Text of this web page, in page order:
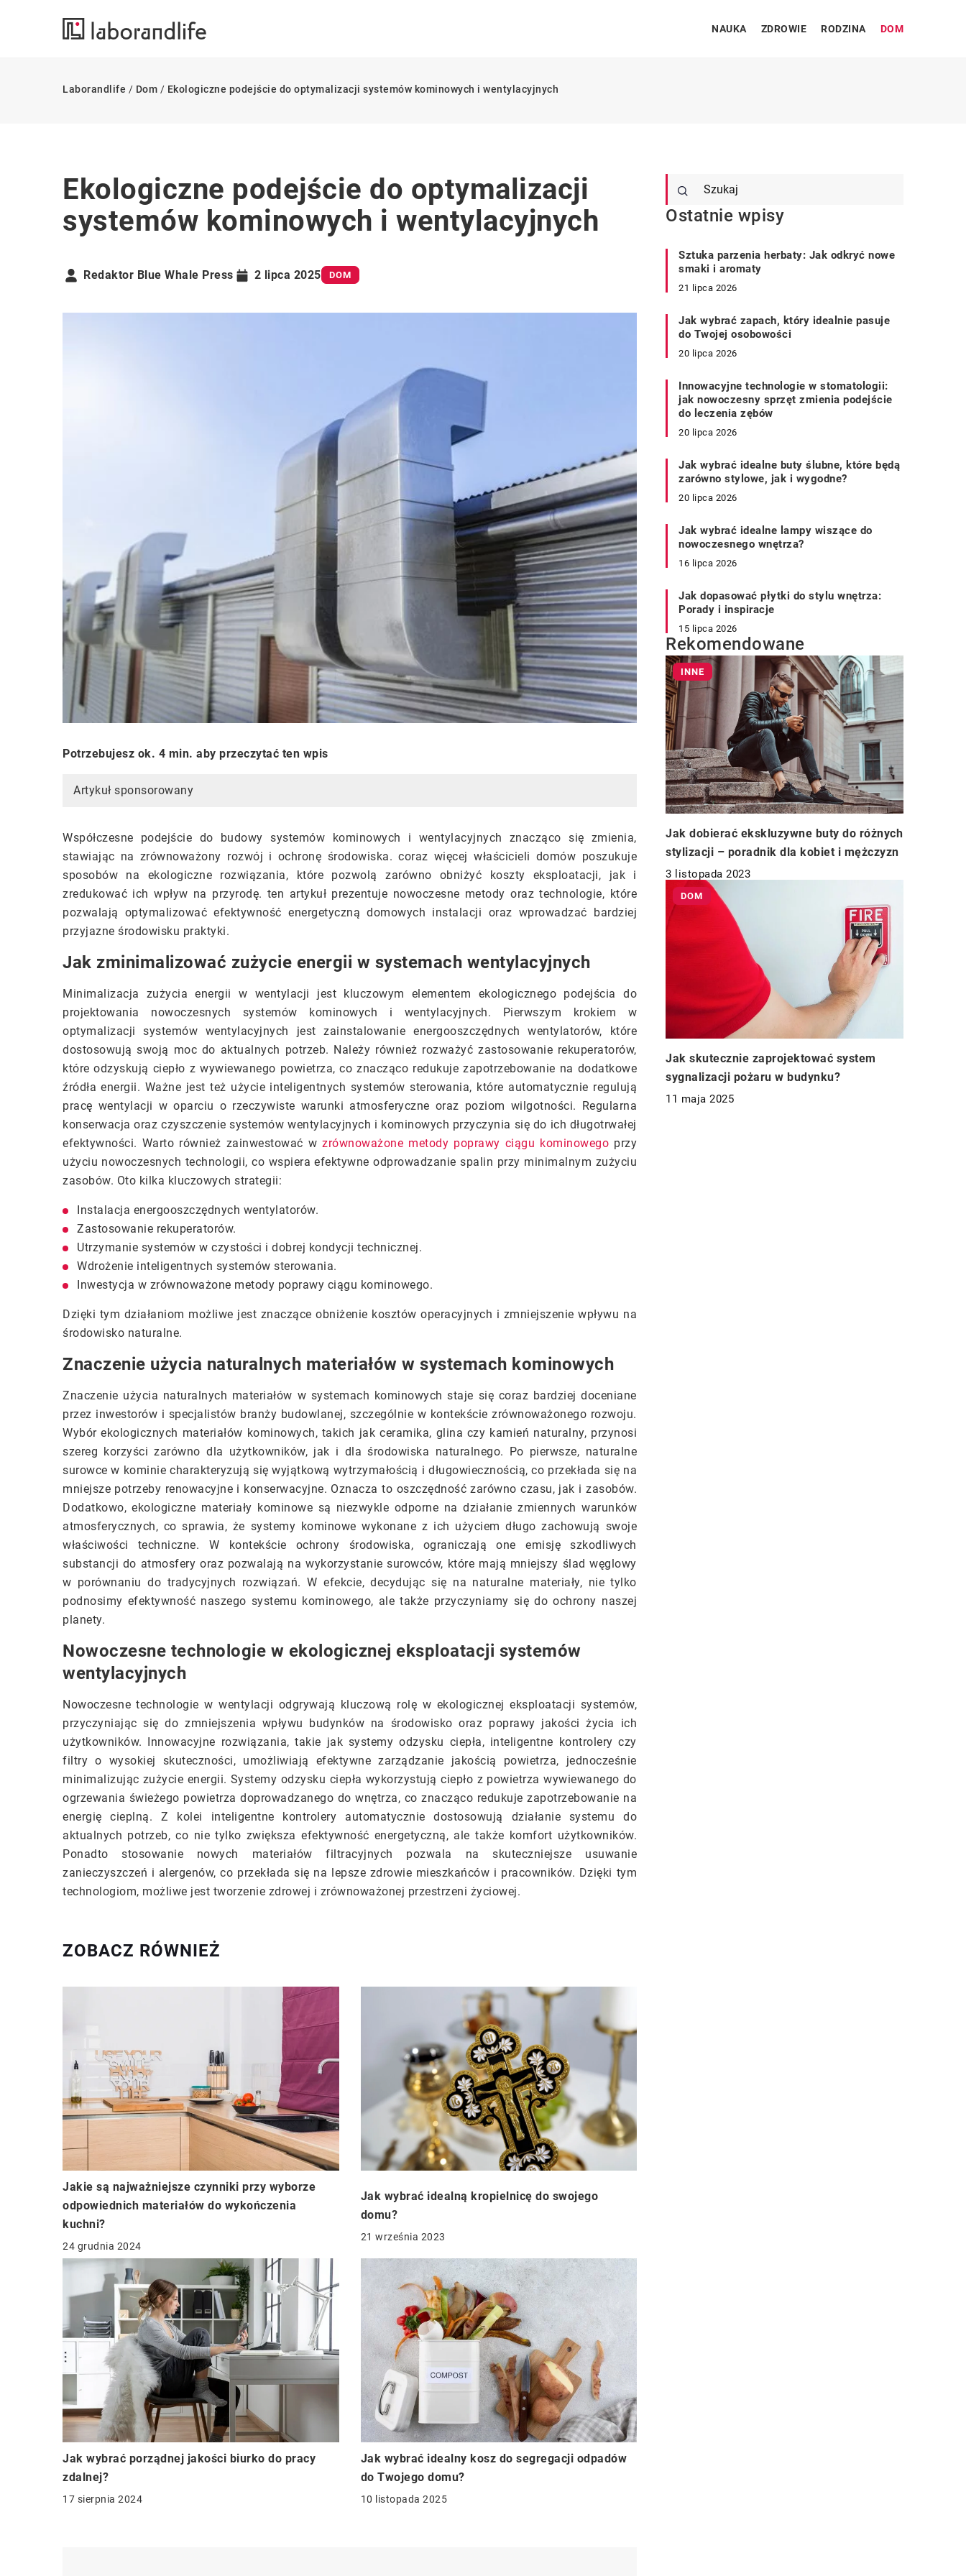
NAUKA ZDROWIE RODZINA DOM
Laborandlife / Dom / Ekologiczne podejście do optymalizacji systemów kominowych i wentylacyjnych
Ekologiczne podejście do optymalizacji
systemów kominowych i wentylacyjnych
Redaktor Blue Whale Press 2 lipca 2025 DOM
Potrzebujesz ok. 4 min. aby przeczytać ten wpis
Artykuł sponsorowany
Współczesne podejście do budowy systemów kominowych i wentylacyjnych znacząco się zmienia,
stawiając na zrównoważony rozwój i ochronę środowiska. coraz więcej właścicieli domów poszukuje
sposobów na ekologiczne rozwiązania, które pozwolą zarówno obniżyć koszty eksploatacji, jak i
zredukować ich wpływ na przyrodę. ten artykuł prezentuje nowoczesne metody oraz technologie, które
pozwalają optymalizować efektywność energetyczną domowych instalacji oraz wprowadzać bardziej
przyjazne środowisku praktyki.
Jak zminimalizować zużycie energii w systemach wentylacyjnych
Minimalizacja zużycia energii w wentylacji jest kluczowym elementem ekologicznego podejścia do
projektowania nowoczesnych systemów kominowych i wentylacyjnych. Pierwszym krokiem w
optymalizacji systemów wentylacyjnych jest zainstalowanie energooszczędnych wentylatorów, które
dostosowują swoją moc do aktualnych potrzeb. Należy również rozważyć zastosowanie rekuperatorów,
które odzyskują ciepło z wywiewanego powietrza, co znacząco redukuje zapotrzebowanie na dodatkowe
źródła energii. Ważne jest też użycie inteligentnych systemów sterowania, które automatycznie regulują
pracę wentylacji w oparciu o rzeczywiste warunki atmosferyczne oraz poziom wilgotności. Regularna
konserwacja oraz czyszczenie systemów wentylacyjnych i kominowych przyczynia się do ich długotrwałej
efektywności. Warto również zainwestować w zrównoważone metody poprawy ciągu kominowego przy
użyciu nowoczesnych technologii, co wspiera efektywne odprowadzanie spalin przy minimalnym zużyciu
zasobów. Oto kilka kluczowych strategii:
Instalacja energooszczędnych wentylatorów.
Zastosowanie rekuperatorów.
Utrzymanie systemów w czystości i dobrej kondycji technicznej.
Wdrożenie inteligentnych systemów sterowania.
Inwestycja w zrównoważone metody poprawy ciągu kominowego.
Dzięki tym działaniom możliwe jest znaczące obniżenie kosztów operacyjnych i zmniejszenie wpływu na
środowisko naturalne.
Znaczenie użycia naturalnych materiałów w systemach kominowych
Znaczenie użycia naturalnych materiałów w systemach kominowych staje się coraz bardziej doceniane
przez inwestorów i specjalistów branży budowlanej, szczególnie w kontekście zrównoważonego rozwoju.
Wybór ekologicznych materiałów kominowych, takich jak ceramika, glina czy kamień naturalny, przynosi
szereg korzyści zarówno dla użytkowników, jak i dla środowiska naturalnego. Po pierwsze, naturalne
surowce w kominie charakteryzują się wyjątkową wytrzymałością i długowiecznością, co przekłada się na
mniejsze potrzeby renowacyjne i konserwacyjne. Oznacza to oszczędność zarówno czasu, jak i zasobów.
Dodatkowo, ekologiczne materiały kominowe są niezwykle odporne na działanie zmiennych warunków
atmosferycznych, co sprawia, że systemy kominowe wykonane z ich użyciem długo zachowują swoje
właściwości techniczne. W kontekście ochrony środowiska, ograniczają one emisję szkodliwych
substancji do atmosfery oraz pozwalają na wykorzystanie surowców, które mają mniejszy ślad węglowy
w porównaniu do tradycyjnych rozwiązań. W efekcie, decydując się na naturalne materiały, nie tylko
podnosimy efektywność naszego systemu kominowego, ale także przyczyniamy się do ochrony naszej
planety.
Nowoczesne technologie w ekologicznej eksploatacji systemów
wentylacyjnych
Nowoczesne technologie w wentylacji odgrywają kluczową rolę w ekologicznej eksploatacji systemów,
przyczyniając się do zmniejszenia wpływu budynków na środowisko oraz poprawy jakości życia ich
użytkowników. Innowacyjne rozwiązania, takie jak systemy odzysku ciepła, inteligentne kontrolery czy
filtry o wysokiej skuteczności, umożliwiają efektywne zarządzanie jakością powietrza, jednocześnie
minimalizując zużycie energii. Systemy odzysku ciepła wykorzystują ciepło z powietrza wywiewanego do
ogrzewania świeżego powietrza doprowadzanego do wnętrza, co znacząco redukuje zapotrzebowanie na
energię cieplną. Z kolei inteligentne kontrolery automatycznie dostosowują działanie systemu do
aktualnych potrzeb, co nie tylko zwiększa efektywność energetyczną, ale także komfort użytkowników.
Ponadto stosowanie nowych materiałów filtracyjnych pozwala na skuteczniejsze usuwanie
zanieczyszczeń i alergenów, co przekłada się na lepsze zdrowie mieszkańców i pracowników. Dzięki tym
technologiom, możliwe jest tworzenie zdrowej i zrównoważonej przestrzeni życiowej.
ZOBACZ RÓWNIEŻ
Jakie są najważniejsze czynniki przy wyborze
odpowiednich materiałów do wykończenia
kuchni?
24 grudnia 2024
Jak wybrać idealną kropielnicę do swojego
domu?
21 września 2023
Jak wybrać porządnej jakości biurko do pracy
zdalnej?
17 sierpnia 2024
Jak wybrać idealny kosz do segregacji odpadów
do Twojego domu?
10 listopada 2025
Ostatnie wpisy
Sztuka parzenia herbaty: Jak odkryć nowe
smaki i aromaty
21 lipca 2026
Jak wybrać zapach, który idealnie pasuje
do Twojej osobowości
20 lipca 2026
Innowacyjne technologie w stomatologii:
jak nowoczesny sprzęt zmienia podejście
do leczenia zębów
20 lipca 2026
Jak wybrać idealne buty ślubne, które będą
zarówno stylowe, jak i wygodne?
20 lipca 2026
Jak wybrać idealne lampy wiszące do
nowoczesnego wnętrza?
16 lipca 2026
Jak dopasować płytki do stylu wnętrza:
Porady i inspiracje
15 lipca 2026
Rekomendowane
INNE
Jak dobierać ekskluzywne buty do różnych
stylizacji – poradnik dla kobiet i mężczyzn
3 listopada 2023
DOM
Jak skutecznie zaprojektować system
sygnalizacji pożaru w budynku?
11 maja 2025